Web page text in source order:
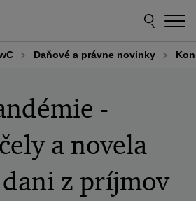
Daňové a právne novinky
-
a novela
z príjmov